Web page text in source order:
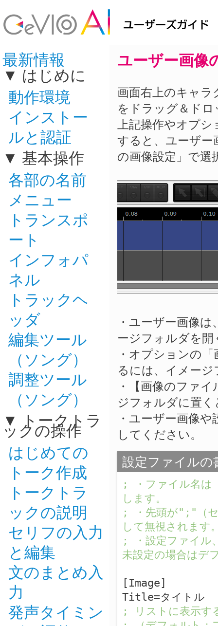
最新情報
はじめに
動作環境
インストー
ルと認証
基本操作
各部の名前
メニュー
トランスポ
ート
インフォパ
ネル
トラックヘ
ッダ
編集ツール
（ソング）
調整ツール
（ソング）
トークトラ
ックの操作
はじめての
トーク作成
トークトラ
ックの説明
セリフの入力
と編集
文のまとめ入
力
発声タイミン
ユーザー画像
画面右上のキャラ
をドラッグ＆ド
上記操作やオプ
すると、ユーザー
の画像設定」で
・ユーザー画像
ージフォルダを
・オプションの
るには、イメー
・【画像のファ
ジフォルダに置
・ユーザー画像
してください。
設定ファイルの
; ・ファイル名は
します。
; ・先頭が";"（セ
して無視されます
; ・設定ファイル
未設定の場合はデ
[Image]
Title=タイトル
; リストに表示す